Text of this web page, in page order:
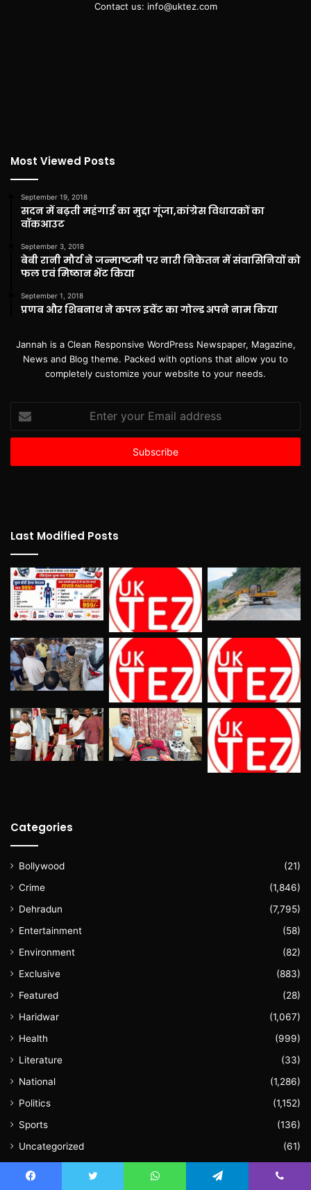
Contact us: info@uktez.com
Most Viewed Posts
September 19, 2018
सदन में बढ़ती महंगाई का मुद्दा गूंजा,कांग्रेस विधायकों का
वॉकआउट
September 3, 2018
बेबी रानी मौर्य ने जन्माष्टमी पर नारी निकेतन में संवासिनियों को
फल एवं मिष्ठान भेंट किया
September 1, 2018
प्रणब और शिबनाथ ने कपल इवेंट का गोल्ड अपने नाम किया
Jannah is a Clean Responsive WordPress Newspaper, Magazine,
News and Blog theme. Packed with options that allow you to
completely customize your website to your needs.
Enter
your
Email
Last Modified Posts
Categories
Bollywood
(21)
Crime
(1,846)
Dehradun
(7,795)
Entertainment
(58)
Environment
(82)
Exclusive
(883)
Featured
(28)
Haridwar
(1,067)
Health
(999)
Literature
(33)
National
(1,286)
Politics
(1,152)
Sports
(136)
Uncategorized
(61)
Uttar Pradesh